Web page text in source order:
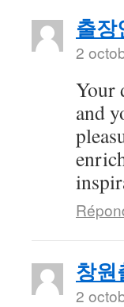
출장
2
Your
and
창원
2